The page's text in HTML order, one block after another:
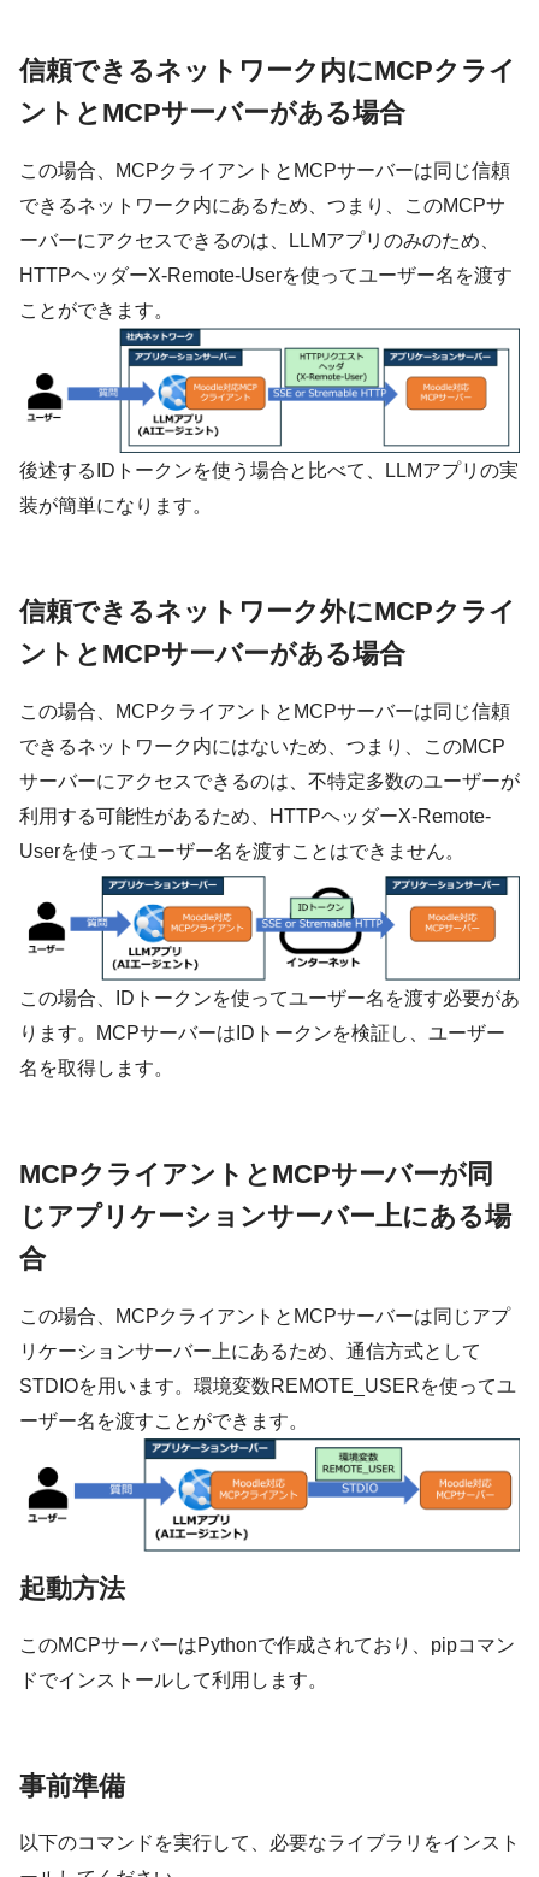
信頼できるネットワーク内にMCPクライ
ントとMCPサーバーがある場合
この場合、MCPクライアントとMCPサーバーは同じ信頼
できるネットワーク内にあるため、つまり、このMCPサ
ーバーにアクセスできるのは、LLMアプリのみのため、
HTTPヘッダーX-Remote-Userを使ってユーザー名を渡す
ことができます。
後述するIDトークンを使う場合と比べて、LLMアプリの実
装が簡単になります。
信頼できるネットワーク外にMCPクライ
ントとMCPサーバーがある場合
この場合、MCPクライアントとMCPサーバーは同じ信頼
できるネットワーク内にはないため、つまり、このMCP
サーバーにアクセスできるのは、不特定多数のユーザーが
利用する可能性があるため、HTTPヘッダーX-Remote-
Userを使ってユーザー名を渡すことはできません。
この場合、IDトークンを使ってユーザー名を渡す必要があ
ります。MCPサーバーはIDトークンを検証し、ユーザー
名を取得します。
MCPクライアントとMCPサーバーが同
じアプリケーションサーバー上にある場
合
この場合、MCPクライアントとMCPサーバーは同じアプ
リケーションサーバー上にあるため、通信方式として
STDIOを用います。環境変数REMOTE_USERを使ってユ
ーザー名を渡すことができます。
起動方法
このMCPサーバーはPythonで作成されており、 pipコマン
ドでインストールして利用します。
事前準備
以下のコマンドを実行して、必要なライブラリをインスト